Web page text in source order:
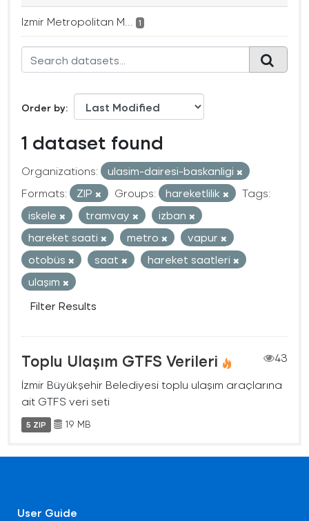
Izmir Metropolitan M... 1
Order by
1 dataset found
Organizations:
ulasim-dairesi-baskanligi
Formats:
ZIP Groups: hareketlilik
Tags:
iskele
tramvay
izban
hareket saati
metro
vapur
otobüs
saat
hareket saatleri
ulaşım
Filter Results
Toplu Ulaşım GTFS Verileri
43
İzmir Büyükşehir Belediyesi toplu ulaşım araçlarına
ait GTFS veri seti
5 ZIP 19 MB
User Guide